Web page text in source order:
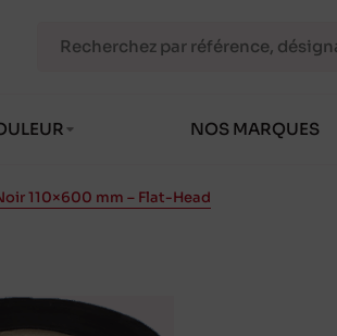
NOS MARQUES
110×600 mm – Flat-Head